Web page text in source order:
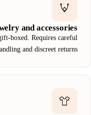
and accessories
boxed. Requires careful
and discreet returns.